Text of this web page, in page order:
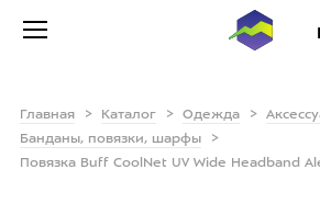
Главная Каталог Одежда
Банданы, повязки, шарфы
Повязка Buff CoolNet UV Wide Headband